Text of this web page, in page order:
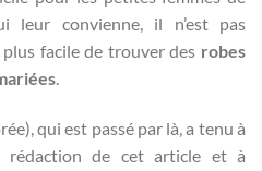
leur convienne, il n’est pas
facile de trouver des robes
.
qui est passé par là, a tenu à
rédaction de cet article et à